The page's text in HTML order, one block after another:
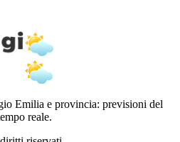
Emilia e provincia: previsioni del
reale.